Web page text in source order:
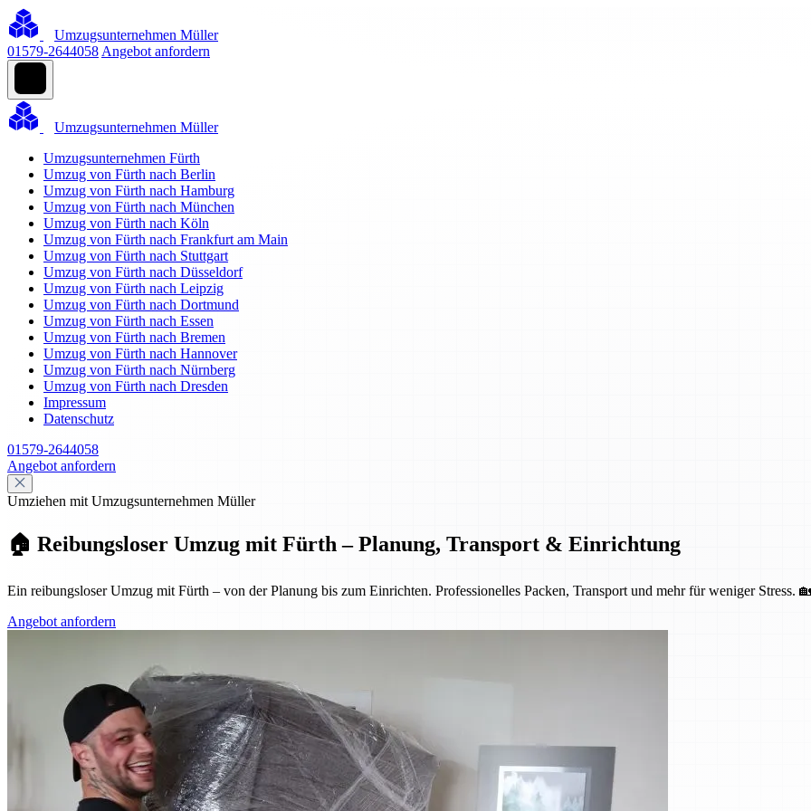
Umzugsunternehmen Müller
01579-2644058 Angebot anfordern
Umzugsunternehmen Müller
Umzugsunternehmen Fürth
Umzug von Fürth nach Berlin
Umzug von Fürth nach Hamburg
Umzug von Fürth nach München
Umzug von Fürth nach Köln
Umzug von Fürth nach Frankfurt am Main
Umzug von Fürth nach Stuttgart
Umzug von Fürth nach Düsseldorf
Umzug von Fürth nach Leipzig
Umzug von Fürth nach Dortmund
Umzug von Fürth nach Essen
Umzug von Fürth nach Bremen
Umzug von Fürth nach Hannover
Umzug von Fürth nach Nürnberg
Umzug von Fürth nach Dresden
Impressum
Datenschutz
01579-2644058
Angebot anfordern
Umziehen mit Umzugsunternehmen Müller
🏠 Reibungsloser Umzug mit Fürth – Planung, Transport & Einrichtung
Ein reibungsloser Umzug mit Fürth – von der Planung bis zum Einrichten. Professionelles Packen, Transport und mehr für weniger Stress.
Angebot anfordern